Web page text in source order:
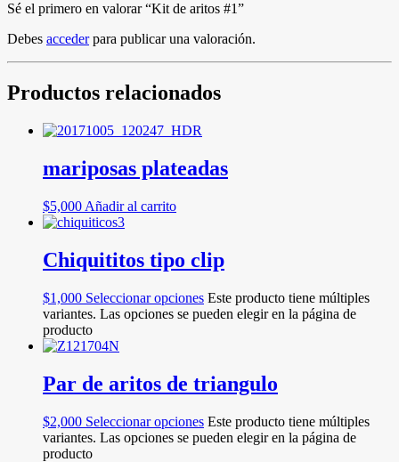
Sé el primero en valorar “Kit de aritos #1”
Debes accederpara publicar una valoración.
Productos relacionados
mariposas plateadas
$5,000 Añadir al carrito
Chiquititos tipo clip
$1,000 Seleccionar opciones Este producto tiene múltiples
variantes. Las opciones se pueden elegir en la página de
producto
Par de aritos de triangulo
$2,000 Seleccionar opciones Este producto tiene múltiples
variantes. Las opciones se pueden elegir en la página de
producto